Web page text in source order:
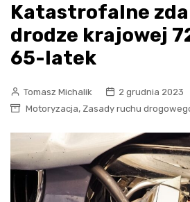
Katastrofalne
drodze krajowej
65-latek
Tomasz Michalik
2 grudnia 2023
Motoryzacja, Zasady ruchu